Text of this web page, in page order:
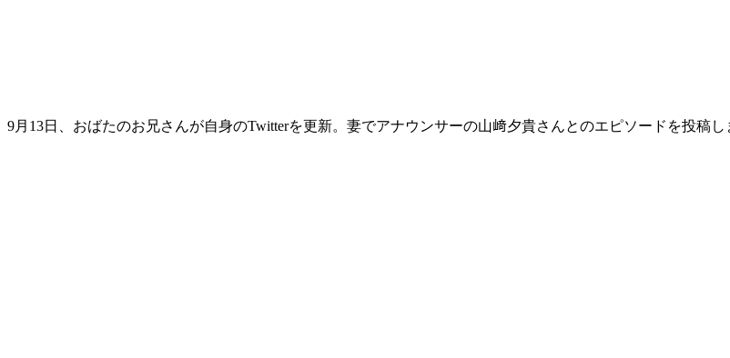
9月13日、おばたのお兄さんが自身のTwitterを更新。妻でアナウンサーの山﨑夕貴さんとのエピソードを投稿し